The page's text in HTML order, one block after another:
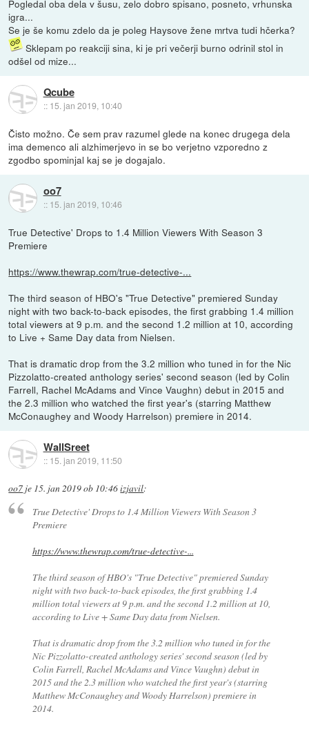
Pogledal oba dela v šusu, zelo dobro spisano, posneto, vrhunska
igra...
Se je še komu zdelo da je poleg Haysove žene mrtva tudi hčerka?
Sklepam po reakciji sina, ki je pri večerji burno odrinil stol in
odšel od mize...
Qcube
:: 15. jan 2019, 10:40
Čisto možno. Če sem prav razumel glede na konec drugega dela
ima demenco ali alzhimerjevo in se bo verjetno vzporedno z
zgodbo spominjal kaj se je dogajalo.
oo7
:: 15. jan 2019, 10:46
True Detective' Drops to 1.4 Million Viewers With Season 3
Premiere
https://www.thewrap.com/true-detective-...
The third season of HBO's "True Detective" premiered Sunday
night with two back-to-back episodes, the first grabbing 1.4 million
total viewers at 9 p.m. and the second 1.2 million at 10, according
to Live + Same Day data from Nielsen.
That is dramatic drop from the 3.2 million who tuned in for the Nic
Pizzolatto-created anthology series' second season (led by Colin
Farrell, Rachel McAdams and Vince Vaughn) debut in 2015 and
the 2.3 million who watched the first year's (starring Matthew
McConaughey and Woody Harrelson) premiere in 2014.
WallSreet
:: 15. jan 2019, 11:50
oo7 je 15. jan 2019 ob 10:46izjavil:
True Detective' Drops to 1.4 Million Viewers With Season 3
Premiere
https://www.thewrap.com/true-detective-...
The third season of HBO's "True Detective" premiered Sunday
night with two back-to-back episodes, the first grabbing 1.4
million total viewers at 9 p.m. and the second 1.2 million at 10,
according to Live + Same Day data from Nielsen.
That is dramatic drop from the 3.2 million who tuned in for the
Nic Pizzolatto-created anthology series' second season (led by
Colin Farrell, Rachel McAdams and Vince Vaughn) debut in
2015 and the 2.3 million who watched the first year's (starring
Matthew McConaughey and Woody Harrelson) premiere in
2014.